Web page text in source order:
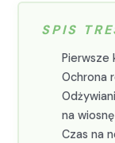
SPIS
Pier­wsze
Ochrona
na
Czas na